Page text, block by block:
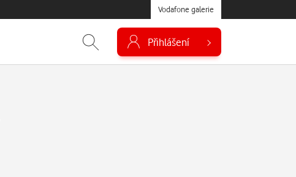
Vodafone galerie
Přihlášení